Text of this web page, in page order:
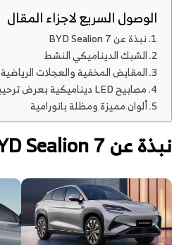
الوصول السريع لاجزاء المقال
نبذة عن BYD Sealion 7
الشبك الديناميكي النشط
المقابض المخفية والعجلات الرياضية
مصابيح LED ديناميكية بعرض ترحيبي
ألوان مميزة ومظلة بانورامية
نبذة عن BYD Sealion 7